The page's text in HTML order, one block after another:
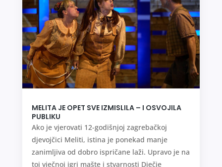
MELITA JE OPET SVE IZMISLILA – I OSVOJILA
PUBLIKU
Ako je vjerovati 12-godišnjoj zagrebačkoj
djevojčici Meliti, istina je ponekad manje
zanimljiva od dobro ispričane laži. Upravo je na
toj vječnoj igri mašte i stvarnosti Dječje